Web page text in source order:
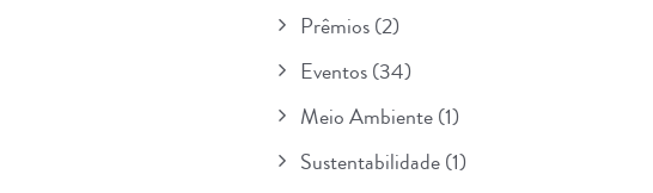
Prêmios(2)
Eventos(34)
Meio Ambiente(1)
Sustentabilidade(1)